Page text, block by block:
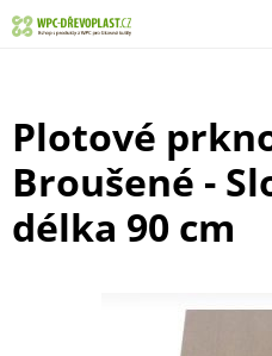
Plotové
Broušené -
délka 90 cm